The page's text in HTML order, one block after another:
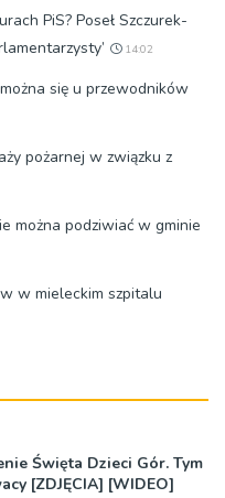
PiS? Poseł Szczurek-
14:02
się u przewodników
pożarnej w związku z
można podziwiać w gminie
w mieleckim szpitalu
Święta Dzieci Gór. Tym
[ZDJĘCIA] [WIDEO]